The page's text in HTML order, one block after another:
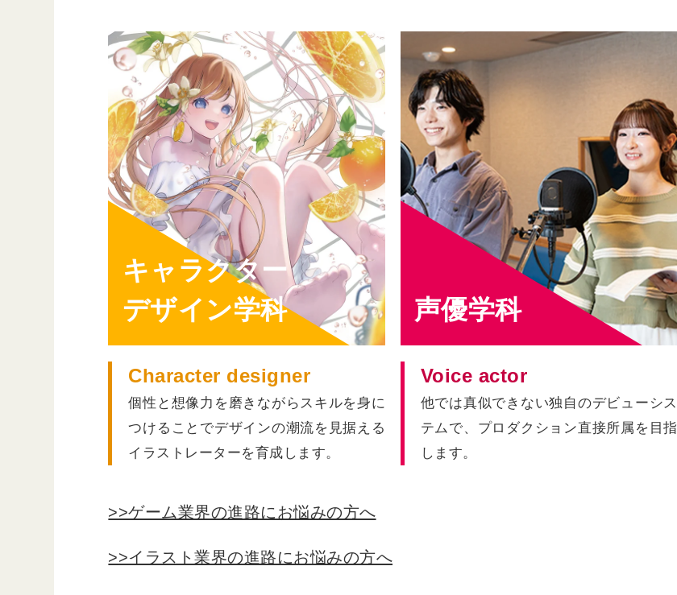
キャラクター
デザイン学科
Character designer
個性と想像力を磨きながらスキルを身に
つけることでデザインの潮流を見据える
イラストレーターを育成します。
声優学科
Voice actor
他では真似できない独自のデビューシス
テムで、プロダクション直接所属を目指
します。
>>ゲーム業界の進路にお悩みの方へ
>>イラスト業界の進路にお悩みの方へ